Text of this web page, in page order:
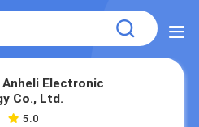
Anheli Electronic
Co., Ltd.
5.0